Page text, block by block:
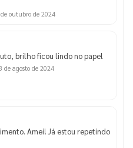
outubro de 2024
brilho ficou lindo no papel
de agosto de 2024
Amei! Já estou repetindo